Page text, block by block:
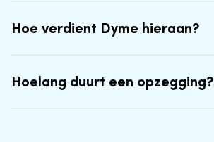
Hoe verdient Dyme hieraan?
Hoelang duurt een opzegging?